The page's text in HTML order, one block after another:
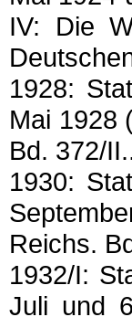
IV: Die
1928:
Mai 1928
Bd. 372/
1930:
Reichs.
1932/I:
Juli und